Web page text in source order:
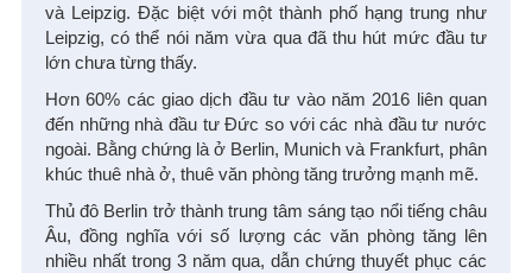
và Leipzig. Đặc biệt với một thành phố hạng trung như
Leipzig, có thể nói năm vừa qua đã thu hút mức đầu tư
lớn chưa từng thấy.
Hơn 60% các giao dịch đầu tư vào năm 2016 liên quan
đến những nhà đầu tư Đức so với các nhà đầu tư nước
ngoài. Bằng chứng là ở Berlin, Munich và Frankfurt, phân
khúc thuê nhà ở, thuê văn phòng tăng trưởng mạnh mẽ.
Thủ đô Berlin trở thành trung tâm sáng tạo nổi tiếng châu
Âu, đồng nghĩa với số lượng các văn phòng tăng lên
nhiều nhất trong 3 năm qua, dẫn chứng thuyết phục các